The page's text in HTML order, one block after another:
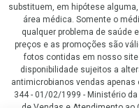
substituem, em hipótese
área médica. Somente o
qualquer problema de saúde
preços e as promoções são
fotos contidas em nosso
disponibilidade sujeitos a
antimicrobianos vendas
344 - 01/02/1999 - Ministério
de Vendas e Atendimento ao